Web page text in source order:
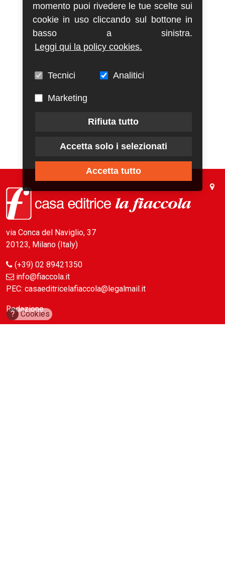
via Conca del Naviglio, 37
20123, Milano (Italy)
(+39) 02 89421350
info@fiaccola.it
PEC: casaeditricelafiaccola@legalmail.it
Redazione
? Cookies
momento puoi rivedere le tue scelte sui
cookie in uso cliccando sul bottone in
basso a sinistra.
Leggi qui la policy cookies.
Tecnici Analitici
Marketing
Rifiuta tutto
Accetta solo i selezionati
Accetta tutto